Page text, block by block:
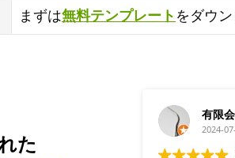
まずは無料テンプレート をダウ
た
有限
2024-